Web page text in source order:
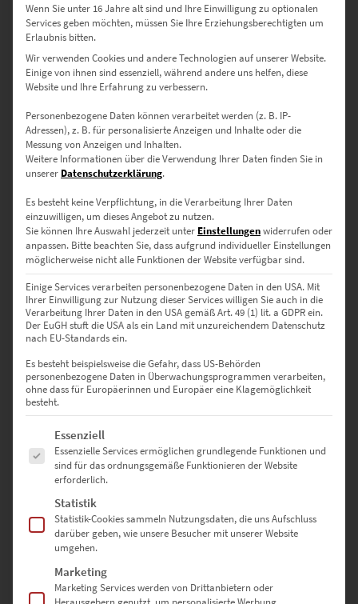
EZ00844 Corvette C1 at Rathaus Böblingen
€24,90–€999,00
Enthält 19% Mwst.
zzgl.Versand
Lieferzeit: ca. 10 Werktage
Chromakey-Wandbilder:
Fotokunst mit Farbtupfer
Fest steht, dass Dekobilder in deine Wohnung einziehen. Sie sollen
aber nostalgisch, hochmodern, extravagant und puristisch wirken.
Denkst du, dass die Wünsche unvereinbar sind? Keinesfalls, denn
graue Bilder mit Farbe erfüllen deinen Dekotraum. Entdecke jetzt
unsere Chromakey-Wandbilder, die in Graustufen gehalten sind,
aber durch Ihren Farbeffekt modern und elegant wirken.
Schwarz-Weiß-Bilder mit
Wenn Sie unter 16 Jahre alt sind und Ihre Einwilligung zu optionalen
Services geben möchten, müssen Sie Ihre Erziehungsberechtigten um
Erlaubnis bitten.
Wir verwenden Cookies und andere Technologien auf unserer Website.
Einige von ihnen sind essenziell, während andere uns helfen, diese
Website und Ihre Erfahrung zu verbessern.
Personenbezogene Daten können verarbeitet werden (z. B. IP-
Adressen), z. B. für personalisierte Anzeigen und Inhalte oder die
Messung von Anzeigen und Inhalten.
Weitere Informationen über die Verwendung Ihrer Daten finden Sie in
unserer Datenschutzerklärung.
Es besteht keine Verpflichtung, in die Verarbeitung Ihrer Daten
einzuwilligen, um dieses Angebot zu nutzen.
Sie können Ihre Auswahl jederzeit unter Einstellungenwiderrufen oder
anpassen. Bitte beachten Sie, dass aufgrund individueller Einstellungen
möglicherweise nicht alle Funktionen der Website verfügbar sind.
Einige Services verarbeiten personenbezogene Daten in den USA. Mit
Ihrer Einwilligung zur Nutzung dieser Services willigen Sie auch in die
Verarbeitung Ihrer Daten in den USA gemäß Art. 49 (1) lit. a GDPR ein.
Der EuGH stuft die USA als ein Land mit unzureichendem Datenschutz
nach EU-Standards ein.
Es besteht beispielsweise die Gefahr, dass US-Behörden
personenbezogene Daten in Überwachungsprogrammen verarbeiten,
ohne dass für Europäerinnen und Europäer eine Klagemöglichkeit
besteht.
Es folgt eine Liste der Service-Gruppen, für die eine Einwilligung
Essenziell
Essenzielle Services ermöglichen grundlegende Funktionen und
sind für das ordnungsgemäße Funktionieren der Website
erforderlich.
Statistik
Statistik-Cookies sammeln Nutzungsdaten, die uns Aufschluss
darüber geben, wie unsere Besucher mit unserer Website
umgehen.
Marketing
Marketing Services werden von Drittanbietern oder